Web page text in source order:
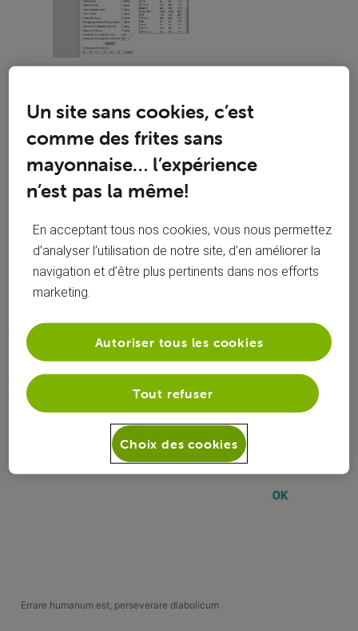
Errare humanum est, perseverare diabolicum
Un site sans cookies, c’est
comme des frites sans
mayonnaise… l’expérience
n’est pas la même!
En acceptant tous nos cookies, vous nous permettez
d’analyser l’utilisation de notre site, d’en améliorer la
navigation et d’être plus pertinents dans nos efforts
marketing.
Tout refuser
Autoriser tous les cookies
Choix des cookies